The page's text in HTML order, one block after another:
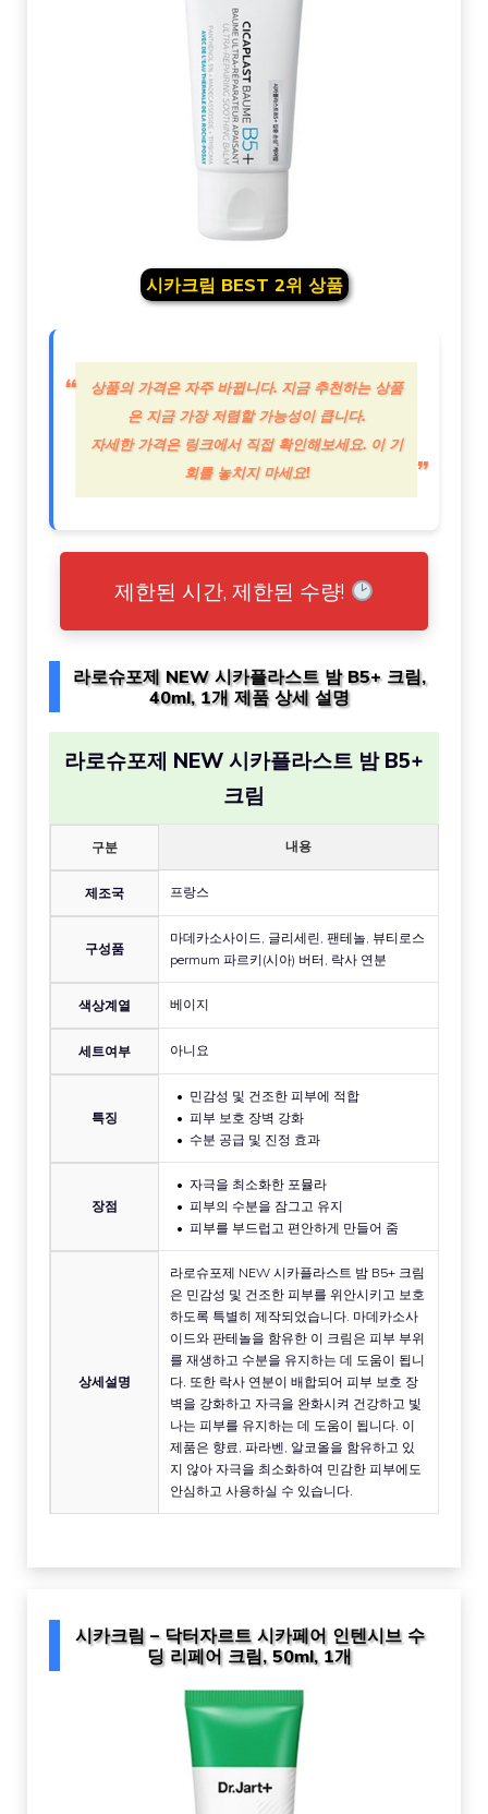
시카크림 BEST 2위 상품
상품의 가격은 자주 바뀝니다. 지금 추천하는 상품
은 지금 가장 저렴할 가능성이 큽니다.
자세한 가격은 링크에서 직접 확인해보세요. 이 기
회를 놓치지 마세요!
제한된 시간, 제한된 수량!
라로슈포제 NEW 시카플라스트 밤 B5+ 크림,
40ml, 1개 제품 상세 설명
라로슈포제 NEW 시카플라스트 밤 B5+
크림
구분 내용
제조국 프랑스
구성품
마데카소사이드, 글리세린, 팬테놀, 뷰티로스
permum 파르키(시아) 버터, 락사 연분
색상계열 베이지
세트여부 아니요
특징
민감성 및 건조한 피부에 적합
피부 보호 장벽 강화
수분 공급 및 진정 효과
장점
자극을 최소화한 포뮬라
피부의 수분을 잠그고 유지
피부를 부드럽고 편안하게 만들어 줌
상세설명
라로슈포제 NEW 시카플라스트 밤 B5+ 크림
은 민감성 및 건조한 피부를 위안시키고 보호
하도록 특별히 제작되었습니다. 마데카소사
이드와 판테놀을 함유한 이 크림은 피부 부위
를 재생하고 수분을 유지하는 데 도움이 됩니
다. 또한 락사 연분이 배합되어 피부 보호 장
벽을 강화하고 자극을 완화시켜 건강하고 빛
나는 피부를 유지하는 데 도움이 됩니다. 이
제품은 향료, 파라벤, 알코올을 함유하고 있
지 않아 자극을 최소화하여 민감한 피부에도
안심하고 사용하실 수 있습니다.
시카크림 – 닥터자르트 시카페어 인텐시브 수
딩 리페어 크림, 50ml, 1개